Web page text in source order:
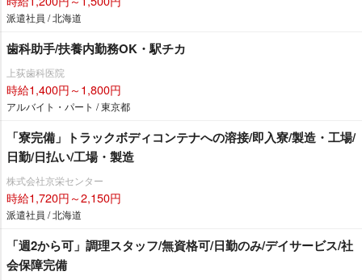
派遣社員 / 北海道
歯科助手/扶養内勤務OK・駅チカ
上荻歯科医院
時給1,400円～1,800円
アルバイト・パート / 東京都
「寮完備」トラックボディコンテナへの溶接/即入寮/製造・工場/
日勤/日払い/工場・製造
株式会社京栄センター
時給1,720円～2,150円
派遣社員 / 北海道
「週2から可」調理スタッフ/無資格可/日勤のみ/デイサービス/社
会保障完備